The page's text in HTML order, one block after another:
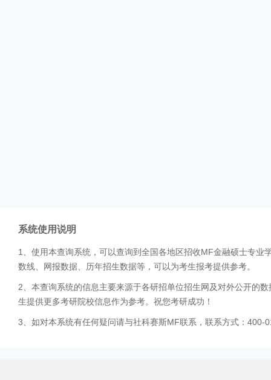
系统使用说明
1、使用本查询系统，可以查询到全国各地区招收MF金融硕士专
数线、网报数据、历年招生数据等，可以为考生报考提供参考。
2、本查询系统的信息主要来源于各研招单位招生网及对外公开的
生提供更多考研院校信息作为参考。祝您考研成功！
3、如对本系统有任何疑问请与社科赛斯MF联系，联系方式：400-